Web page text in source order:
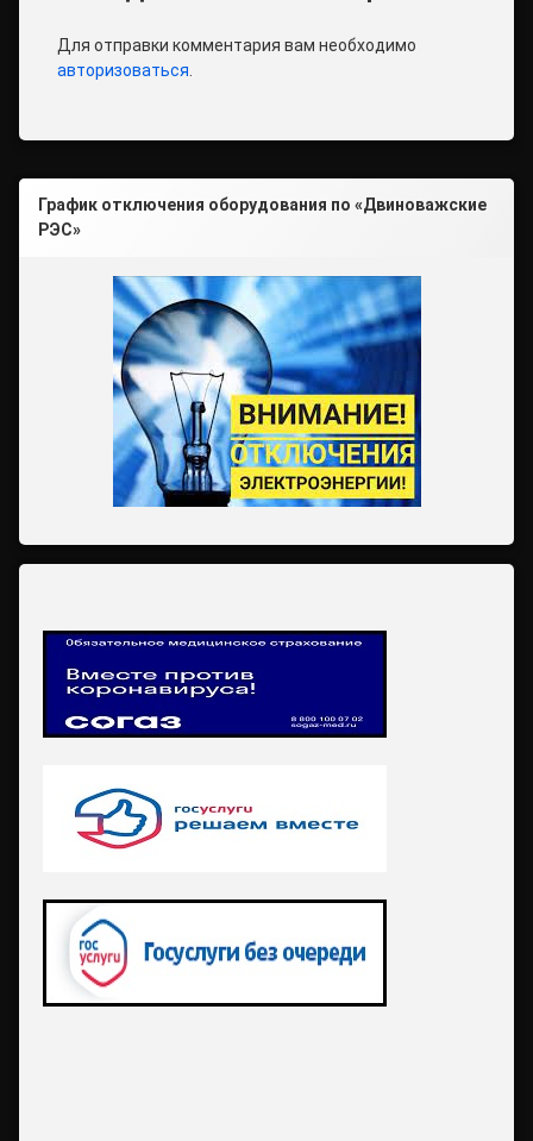
Для отправки комментария вам необходимо
авторизоваться
График отключения оборудования по «Двиноважские
РЭС»